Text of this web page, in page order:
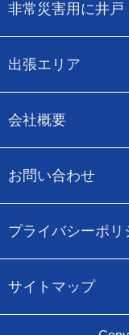
非常災害用に井戸
出張エリア
会社概要
お問い合わせ
プライバシーポリ
サイトマップ